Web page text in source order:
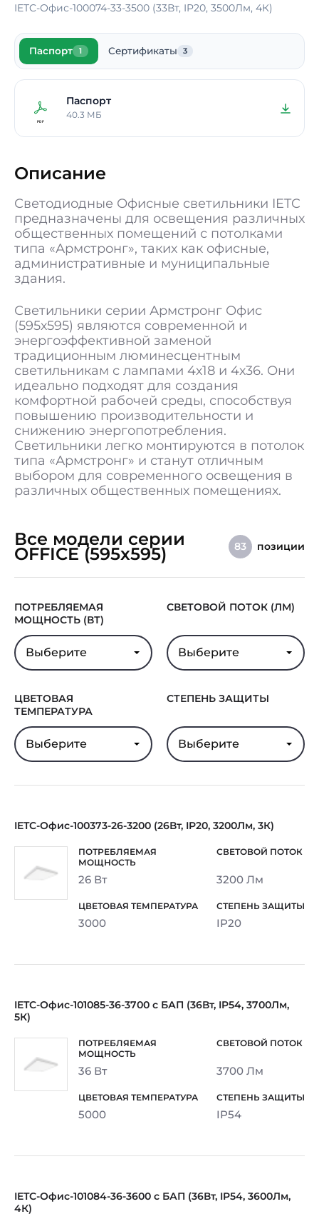
питания
Время работы в
аварийном режиме
Способ монтажа
Накладной /
Длина
Высота / Глубина
Масса
2,5 кг
В реестре
Минпромторга
Да
Гарантия 5 лет
IETC-Офис-100074-33-3500 (33Вт, IP20, 3500Лм, 4К)
Паспорт 1 Сертификаты 3
Паспорт
40.3 МБ
Описание
Светодиодные Офисные светильники IETC
предназначены для освещения различных
общественных помещений с потолками
типа «Армстронг», таких как офисные,
административные и муниципальные
здания.
Светильники серии Армстронг Офис
(595х595) являются современной и
энергоэффективной заменой
традиционным люминесцентным
светильникам с лампами 4х18 и 4х36. Они
идеально подходят для создания
комфортной рабочей среды, способствуя
повышению производительности и
снижению энергопотребления.
Светильники легко монтируются в потолок
типа «Армстронг» и станут отличным
выбором для современного освещения в
различных общественных помещениях.
Все модели серии
OFFICE (595x595) 83 позиции
ПОТРЕБЛЯЕМАЯ
МОЩНОСТЬ (ВТ)
Выберите
СВЕТОВОЙ ПОТОК (ЛМ)
Выберите
ЦВЕТОВАЯ
ТЕМПЕРАТУРА
Выберите
СТЕПЕНЬ ЗАЩИТЫ
Выберите
IETC-Офис-100373-26-3200 (26Вт, IP20, 3200Лм, 3К)
26 Вт 3200 Лм
3000 IP20
IETC-Офис-101085-36-3700 с БАП (36Вт, IP54, 3700Лм,
5К)
36 Вт 3700 Лм
5000 IP54
IETC-Офис-101084-36-3600 с БАП (36Вт, IP54, 3600Лм,
4К)